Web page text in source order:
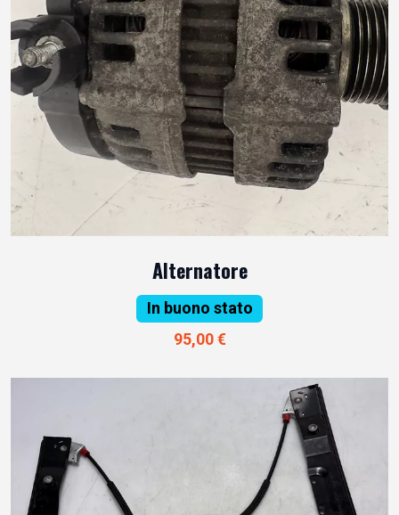
Alternatore
In buono stato
95,00 €